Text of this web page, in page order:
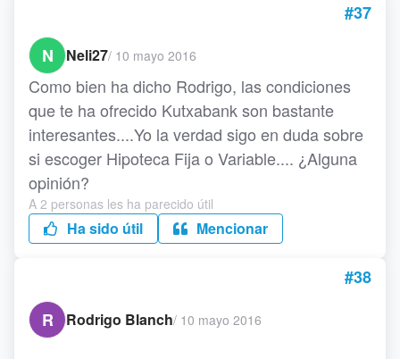
#37
N
Neli27/ 10 mayo 2016
Como bien ha dicho Rodrigo, las condiciones
que te ha ofrecido Kutxabank son bastante
interesantes....Yo la verdad sigo en duda sobre
si escoger Hipoteca Fija o Variable.... ¿Alguna
opinión?
A 2 personas les ha parecido útil
Ha sido útil Mencionar
#38
R
Rodrigo Blanch/ 10 mayo 2016